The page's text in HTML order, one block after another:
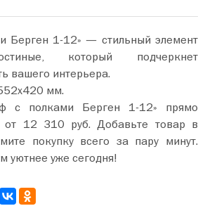
Берген 1-12» — стильный элемент
который подчеркнет
вашего интерьера.
мм.
с полками Берген 1-12» прямо
руб. Добавьте товар в
покупку всего за пару минут.
уютнее уже сегодня!